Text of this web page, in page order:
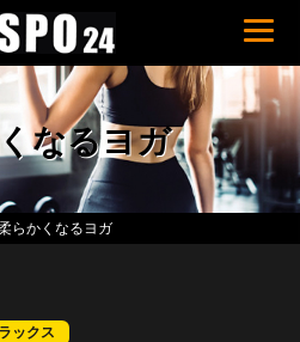
なるヨガ
らかくなるヨガ
ックス